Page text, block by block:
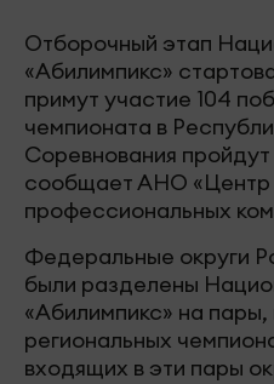
Отборочный этап
«Абилимпикс»
примут участие 104
чемпионата в
Соревнования пройдут
сообщает АНО «Центр
профессиональных
Федеральные округи
были разделены
«Абилимпикс» на
региональных
входящих в эти пары